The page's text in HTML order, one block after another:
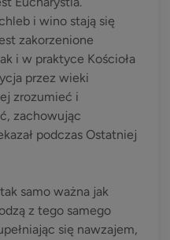
i wino stają się
zakorzenione
i w praktyce Kościoła
przez wieki
zrozumieć i
zachowując
podczas Ostatniej
samo ważna jak
z tego samego
się nawzajem,